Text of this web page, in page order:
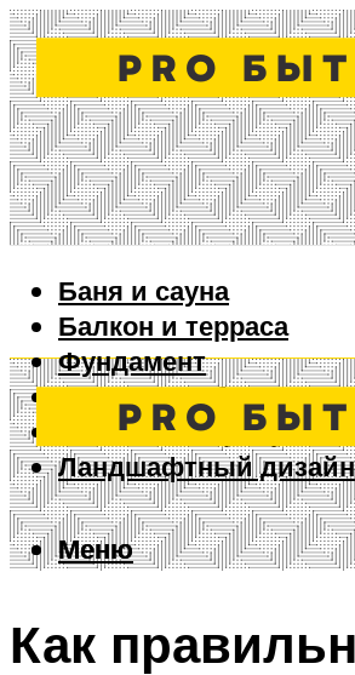
Баня и сауна
Балкон и терраса
Фундамент
Ворота и забор
Дизайн интерьера
Ландшафтный дизайн
Меню
Меню
Как